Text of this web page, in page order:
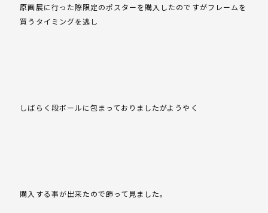
原画展に行った際限定のポスターを購入したのですがフレームを
買うタイミングを逃し
しばらく段ボールに包まっておりましたがようやく
購入する事が出来たので飾って見ました。